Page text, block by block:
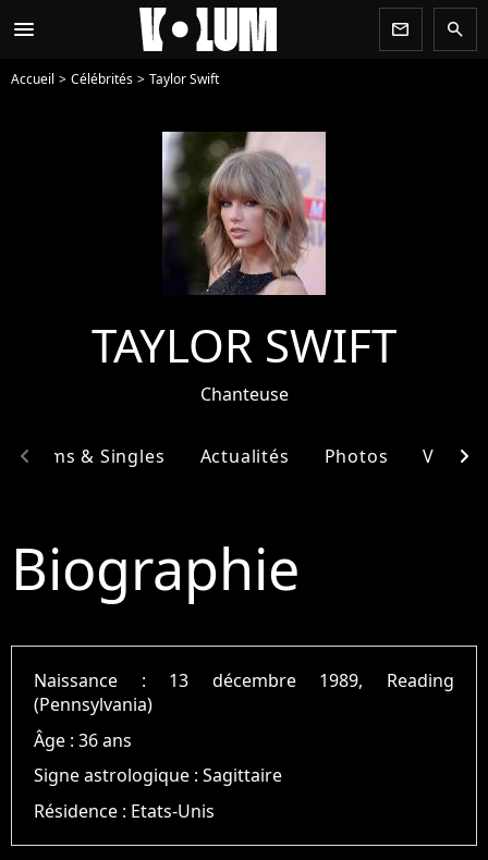
menu newsletter search
Accueil Célébrités Taylor Swift
TAYLOR SWIFT
Chanteuse
Albums & Singles Actualités Photos Vidéos
chevron_left chevron_right
Biographie
Naissance : 13 décembre 1989, Reading
(Pennsylvania)
Âge :36 ans
Signe astrologique :Sagittaire
Résidence : Etats-Unis